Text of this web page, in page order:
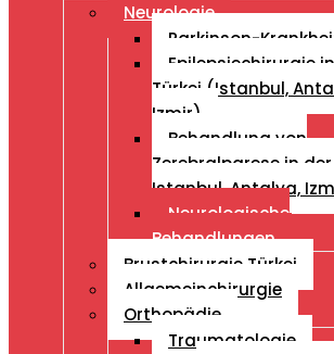
Neurologie
Parkinson-
Epilepsiechirurgie
Türkei (Istanbul,
Izmir)
Behandlung von
Zerebralparese in der
Istanbul, Antalya,
Neurologische
Behandlungen
Brustchirurgie Türkei
Allgemeinchirurgie
Orthopädie
Traumatologie